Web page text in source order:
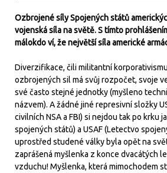
Ozbrojené síly Spojených států
vojenská síla na světě. S tímto
málokdo ví, že největší síla americké
Diverzifikace, čili militantní
ozbrojených sil má svůj rozpočet, svoje
své často stejné jednotky (myšleno
názvem). A žádné jiné represivní složky
civilních NSA a FBI) si nejdou tak po krku
spojených států) a USAF (Letectvo
uprostřed studené války byla opět na
zaprášená myšlenka z konce dvacátých
vzduchu! Myšlenka, která mimochodem